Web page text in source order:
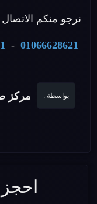
نرجو منكم الاتصال
01066628621
-
بواسطة : مركز